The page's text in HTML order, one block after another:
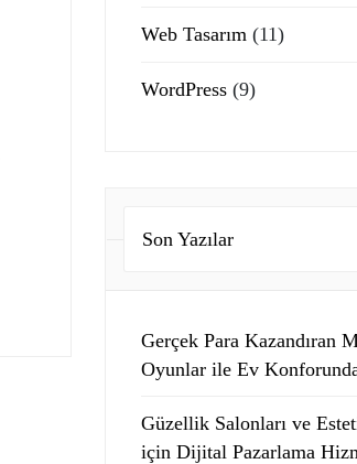
Web Tasarım (11)
WordPress (9)
Son Yazılar
Gerçek Para Kazandıran
Oyunlar ile Ev
Güzellik Salonları ve
için Dijital Pazarlama